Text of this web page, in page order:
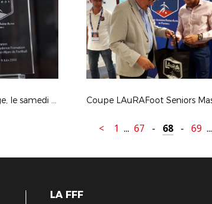
Inauguration de Tola Vologe, le samedi 9 juin 2018
< 1 ... 67 - 68 - 69 ...
LA FFF